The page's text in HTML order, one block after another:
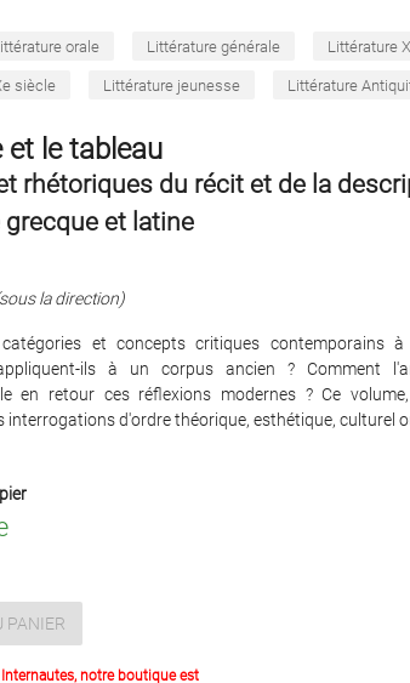
orale Littérature générale Littérature
siècle Littérature jeunesse Littérature
et le tableau
rhétoriques du récit et de la
grecque et latine
la direction)
catégories et concepts critiques
ils à un corpus ancien ? Comment
en retour ces réflexions modernes ? Ce
interrogations d'ordre théorique, esthétique, culturel
PANIER
notre boutique est